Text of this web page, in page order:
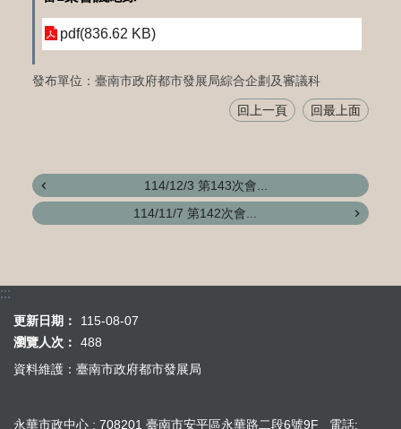
pdf(836.62 KB)
發布單位：臺南市政府都市發展局綜合企劃及審議科
回上一頁 回最上面
114/12/3 第143次會...
114/11/7 第142次會...
:::
更新日期：
115-08-07
瀏覽人次：
488
資料維護：臺南市政府都市發展局
永華市政中心 : 708201 臺南市安平區永華路二段6號9F 電話: